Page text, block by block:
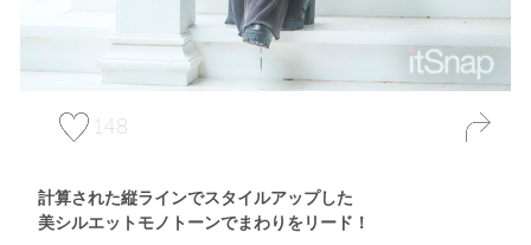
148
計算された縦ラインでスタイルアップした
美シルエットモノトーンでまわりをリード！